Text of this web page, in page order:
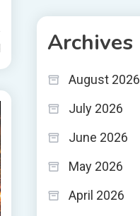
Archives
August 2026
July 2026
June 2026
May 2026
April 2026